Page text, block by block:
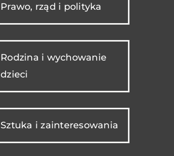
Prawo, rząd i polityka
Rodzina i wychowanie
dzieci
Sztuka i zainteresowania